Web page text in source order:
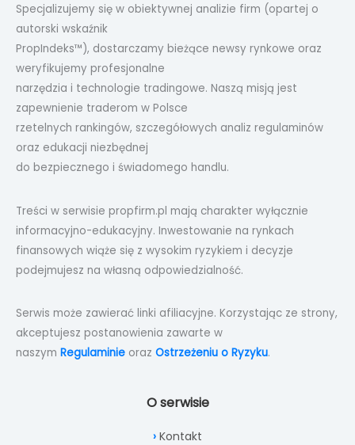
Specjalizujemy się w obiektywnej analizie firm (opartej o
autorski wskaźnik
PropIndeks™), dostarczamy bieżące newsy rynkowe oraz
weryfikujemy profesjonalne
narzędzia i technologie tradingowe. Naszą misją jest
zapewnienie traderom w Polsce
rzetelnych rankingów, szczegółowych analiz regulaminów
oraz edukacji niezbędnej
do bezpiecznego i świadomego handlu.
Treści w serwisie propfirm.pl mają charakter wyłącznie
informacyjno-edukacyjny. Inwestowanie na rynkach
finansowych wiąże się z wysokim ryzykiem i decyzje
podejmujesz na własną odpowiedzialność.
Serwis może zawierać linki afiliacyjne. Korzystając ze strony,
akceptujesz postanowienia zawarte w
naszym Regulaminie oraz Ostrzeżeniu o Ryzyku.
O serwisie
Kontakt